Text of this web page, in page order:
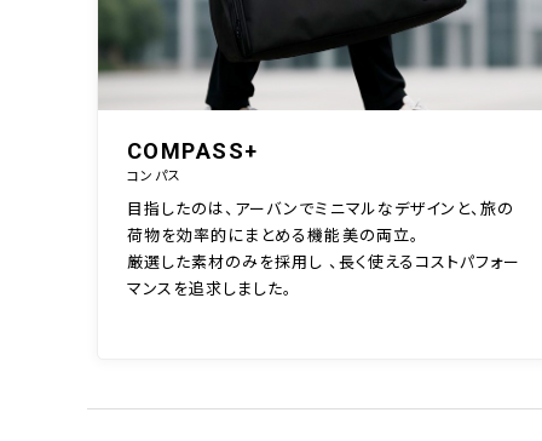
COMPASS+
コンパス
目指したのは、アーバンでミニマルなデザインと、旅の
荷物を効率的にまとめる機能美の両立。
厳選した素材のみを採用し 、長く使えるコストパフォー
マンスを追求しました。